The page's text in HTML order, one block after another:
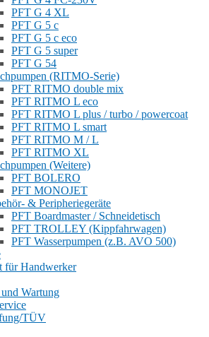
PFT G 4 XL
PFT G 5 c
PFT G 5 c eco
PFT G 5 super
PFT G 54
(RITMO-Serie)
PFT RITMO double mix
PFT RITMO L eco
PFT RITMO L plus / turbo / powercoat
PFT RITMO L smart
PFT RITMO M / L
PFT RITMO XL
(Weitere)
PFT BOLERO
PFT MONOJET
& Peripheriegeräte
PFT Boardmaster / Schneidetisch
PFT TROLLEY (Kippfahrwagen)
PFT Wasserpumpen (z.B. AVO 500)
für Handwerker
Wartung
TÜV